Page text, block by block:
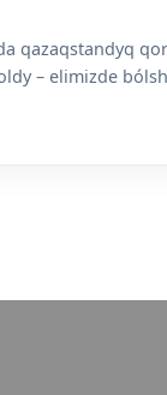
qazaqstandyq
– elimizde